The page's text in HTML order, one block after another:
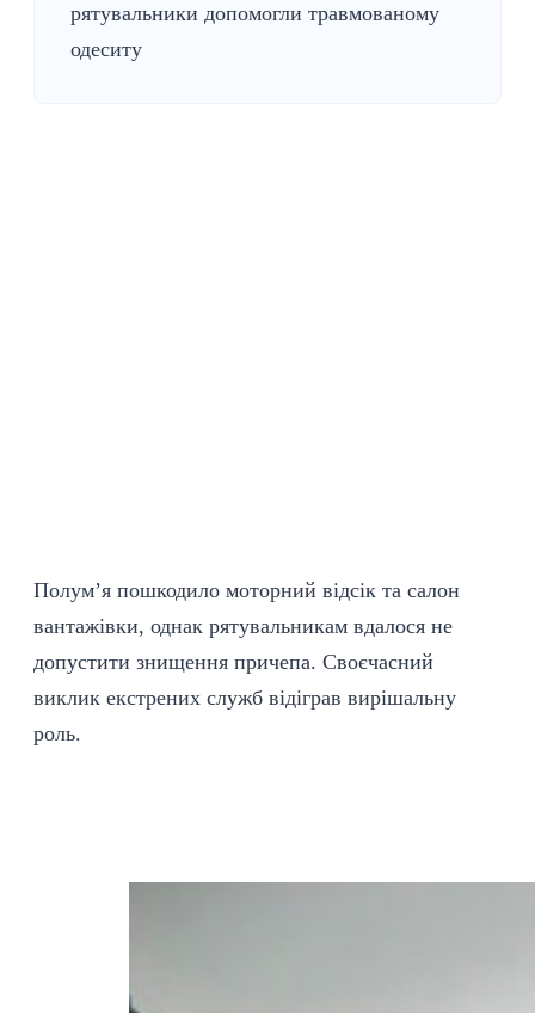
рятувальники допомогли травмованому
одеситу
Полум’я пошкодило моторний відсік та салон
вантажівки, однак рятувальникам вдалося не
допустити знищення причепа. Своєчасний
виклик екстрених служб відіграв вирішальну
роль.